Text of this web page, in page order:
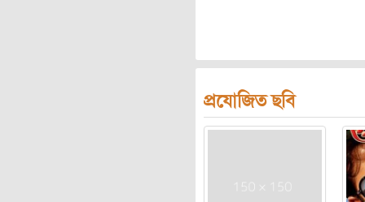
প্রযোজিত ছবি